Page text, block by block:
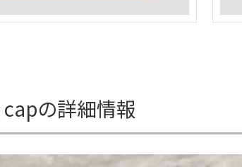
の詳細情報